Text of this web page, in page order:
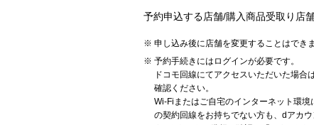
予約申込する店舗/購入商品受取り店
申し込み後に店舗を変更することはできま
予約手続きにはログインが必要です。
ドコモ回線にてアクセスいただいた場
確認ください。
Wi-Fiまたはご自宅のインターネット環
の契約回線をお持ちでない方も、dアカウ